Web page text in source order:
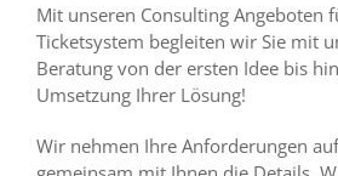
Mit unseren Consulting Angeboten
Ticketsystem begleiten wir Sie mit
Beratung von der ersten Idee bis
Umsetzung Ihrer Lösung!
Wir nehmen Ihre Anforderungen